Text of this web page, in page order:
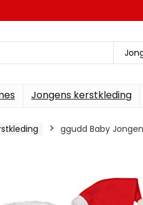
Jongens kerstkleding
ggudd Baby